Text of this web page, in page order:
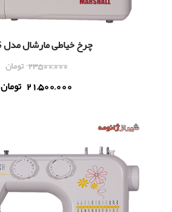
چرخ خیاطی مارشال مدل 835S
23,500,000 تومان
21,500,000 تومان